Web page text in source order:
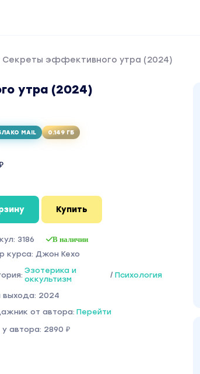
Секреты эффективного утра (2024)
утра (2024)
MAIL 0.149 ГБ
Купить
3186 В наличии
курса: Джон Кехо
Эзотерика и
оккультизм
/ Психология
выхода: 2024
от автора: Перейти
автора: 2890 ₽